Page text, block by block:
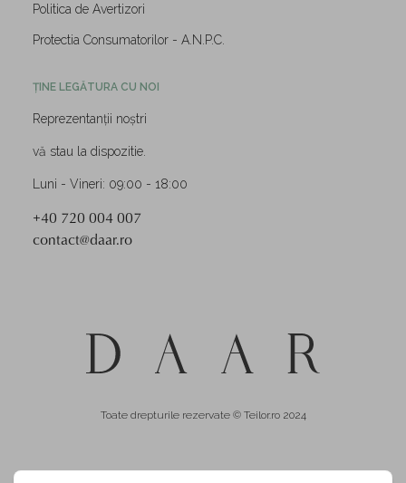
Politica de Avertizori
Protectia Consumatorilor - A.N.P.C.
ȚINE LEGĂTURA CU NOI
Reprezentanții noștri
vă stau la dispozitie.
Luni - Vineri: 09:00 - 18:00
+40 720 004 007
contact@daar.ro
Toate drepturile rezervate © Teilor.ro 2024